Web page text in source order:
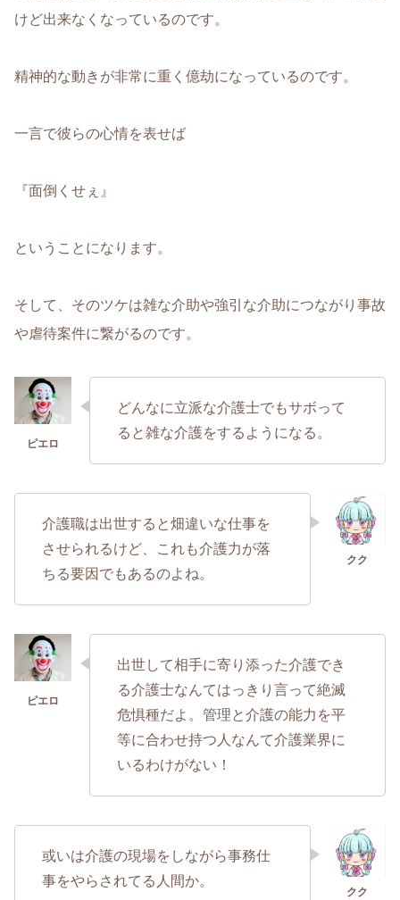
けど出来なくなっているのです。
精神的な動きが非常に重く億劫になっているのです。
一言で彼らの心情を表せば
『面倒くせぇ』
ということになります。
そして、そのツケは雑な介助や強引な介助につながり事故
や虐待案件に繋がるのです。
どんなに立派な介護士でもサボって
ると雑な介護をするようになる。
介護職は出世すると畑違いな仕事を
させられるけど、これも介護力が落
ちる要因でもあるのよね。
出世して相手に寄り添った介護でき
る介護士なんてはっきり言って絶滅
危惧種だよ。管理と介護の能力を平
等に合わせ持つ人なんて介護業界に
いるわけがない！
或いは介護の現場をしながら事務仕
事をやらされてる人間か。